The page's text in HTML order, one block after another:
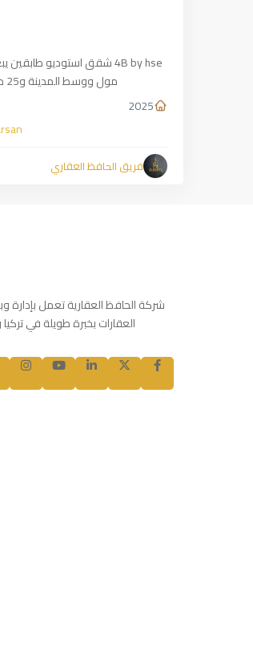
مول ووسط المدينة و25 دقيقة إلى مطار دبي
2025
فريق الحافظ العقاري
شركة الحافظ العقارية تعمل بإدارة
العقارات بخبرة طويلة في تركيا